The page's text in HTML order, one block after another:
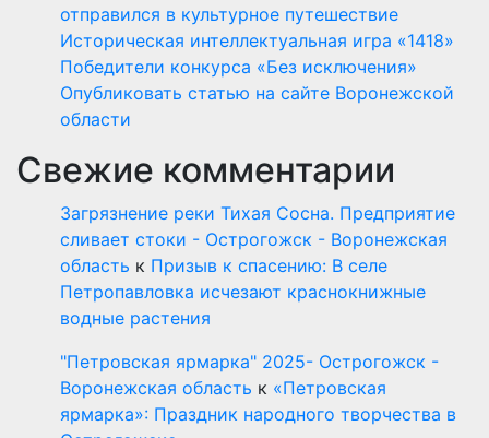
отправился в культурное путешествие
Историческая интеллектуальная игра «1418»
Победители конкурса «Без исключения»
Опубликовать статью на сайте Воронежской
области
Свежие комментарии
Загрязнение реки Тихая Сосна. Предприятие
сливает стоки - Острогожск - Воронежская
область к Призыв к спасению: В селе
Петропавловка исчезают краснокнижные
водные растения
"Петровская ярмарка" 2025- Острогожск -
Воронежская область к «Петровская
ярмарка»: Праздник народного творчества в